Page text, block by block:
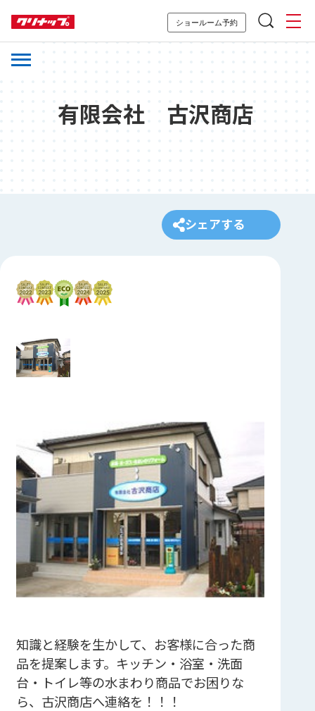
ショールーム予約
有限会社 古沢商店
シェアする
知識と経験を生かして、お客様に合った商
品を提案します。キッチン・浴室・洗面
台・トイレ等の水まわり商品でお困りな
ら、古沢商店へ連絡を！！！